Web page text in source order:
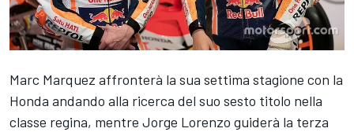
Marc Marquez affronterà la sua settima stagione con la
Honda andando alla ricerca del suo sesto titolo nella
classe regina, mentre Jorge Lorenzo guiderà la terza